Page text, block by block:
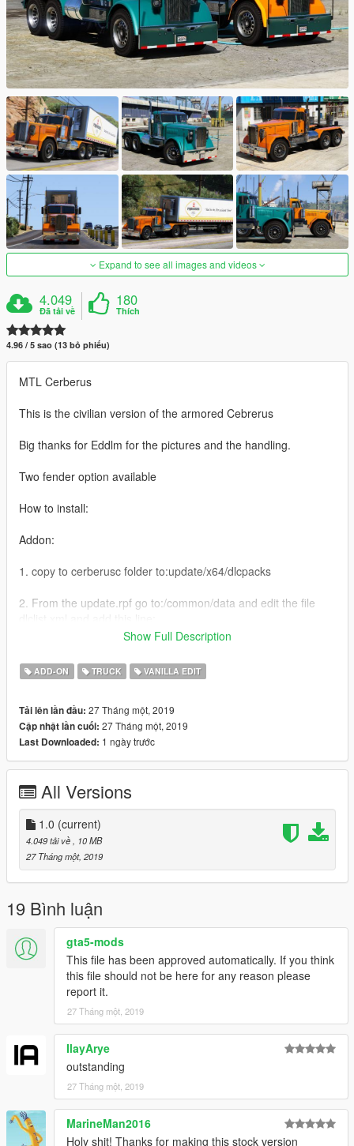
Expand to see all images and videos
4.049
Đã tải về
180
Thích
4.96 / 5 sao (13 bỏ phiếu)
MTL Cerberus
This is the civilian version of the armored Cebrerus
Big thanks for Eddlm for the pictures and the handling.
Two fender option available
How to install:
Addon:
1. copy to cerberusc folder to:update/x64/dlcpacks
2. From the update.rpf go to:/common/data and edit the file
Go to
es.rpf
Spawn name: cerberusc, cerberusc2
Replace: Phantom
Show Full Description
ADD-ON TRUCK VANILLA EDIT
Tải lên lần đầu: 27 Tháng một, 2019
Cập nhật lần cuối: 27 Tháng một, 2019
Last Downloaded: 1 ngày trước
All Versions
1.0 (current)
4.049 tải về
, 10 MB
27 Tháng một, 2019
19 Bình luận
gta5-mods
This file has been approved automatically. If you think
this file should not be here for any reason please
report it.
27 Tháng một, 2019
IlayArye
outstanding
27 Tháng một, 2019
MarineMan2016
Holy shit! Thanks for making this stock version